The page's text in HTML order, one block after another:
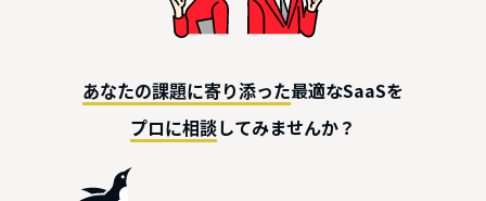
あなたの課題に寄り添った最適なSaaSを
プロに相談してみませんか？